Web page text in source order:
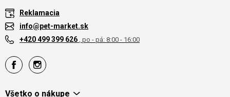
Reklamacia
info@pet-market.sk
+420 499 399 626 , po - pá: 8:00 - 16:00
Všetko o nákupe